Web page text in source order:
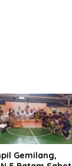
Gemilang,